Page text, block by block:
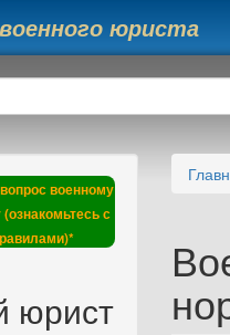
юриста
военному
с
юрист